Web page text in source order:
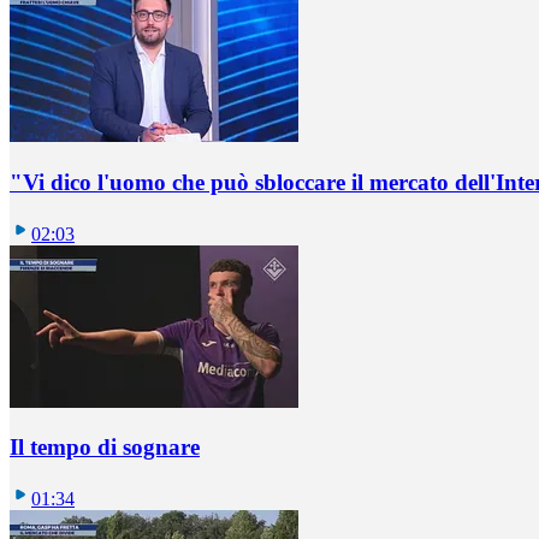
"Vi dico l'uomo che può sbloccare il mercato
02:03
Il tempo di sognare
01:34